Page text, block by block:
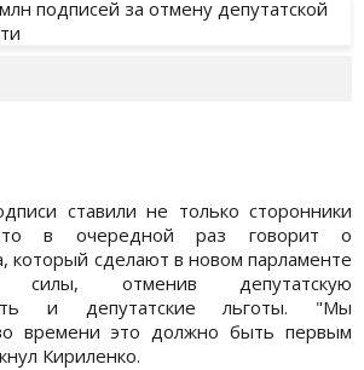
ставили не только сторонники
в очередной раз говорит о
который сделают в новом парламенте
силы, отменив депутатскую
и депутатские льготы. "Мы
времени это должно быть первым
Кириленко.